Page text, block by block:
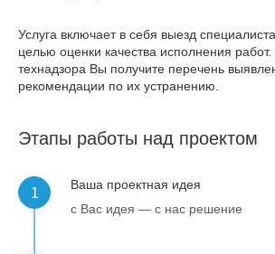
Услуга включает в себя выезд
целью оценки качества исполнения работ.
технадзора Вы получите перечень
рекомендации по их устранению.
Этапы работы над проектом
Ваша проектная идея
с Вас идея — с нас решение